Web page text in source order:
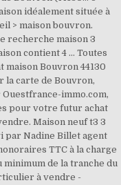
idéalement située à
> maison bouvron.
recherche maison 3
contient 4 … Toutes
maison Bouvron 44130
la carte de Bouvron,
immo.com,
pour votre futur achat
Maison neuf t3 3
par Nadine Billet agent
TTC à la charge
de la tranche du
à vendre -